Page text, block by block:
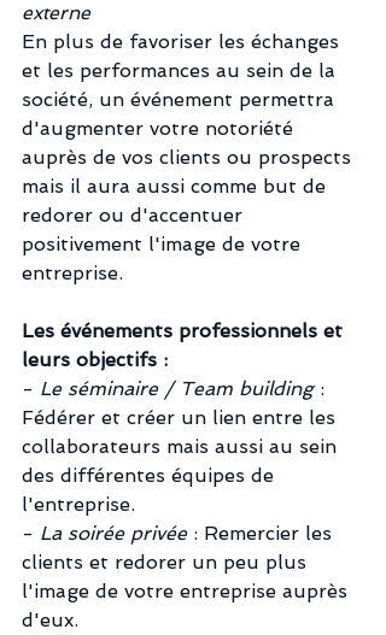
externe
En plus de favoriser les échanges
et les performances au sein de la
société, un événement permettra
d'augmenter votre notoriété
auprès de vos clients ou prospects
mais il aura aussi comme but de
redorer ou d'accentuer
positivement l'image de votre
entreprise.
Les événements professionnels et
leurs objectifs :
- Le séminaire / Team building :
Fédérer et créer un lien entre les
collaborateurs mais aussi au sein
des différentes équipes de
l'entreprise.
- La soirée privée : Remercier les
clients et redorer un peu plus
l'image de votre entreprise auprès
d'eux.